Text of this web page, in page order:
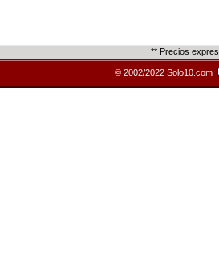
** Precios
© 2002/2022 Solo10.com